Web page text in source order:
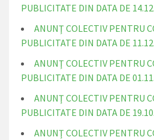
PUBLICITATE DIN DATA DE
ANUNŢ COLECTIV PENTRU
PUBLICITATE DIN DATA DE
ANUNŢ COLECTIV PENTRU
PUBLICITATE DIN DATA DE
ANUNŢ COLECTIV PENTRU
PUBLICITATE DIN DATA DE
ANUNŢ COLECTIV PENTRU